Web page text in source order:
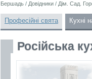
Бершадь / Довідники / Дім. Сад.
Професійні свята Кухні
Російська